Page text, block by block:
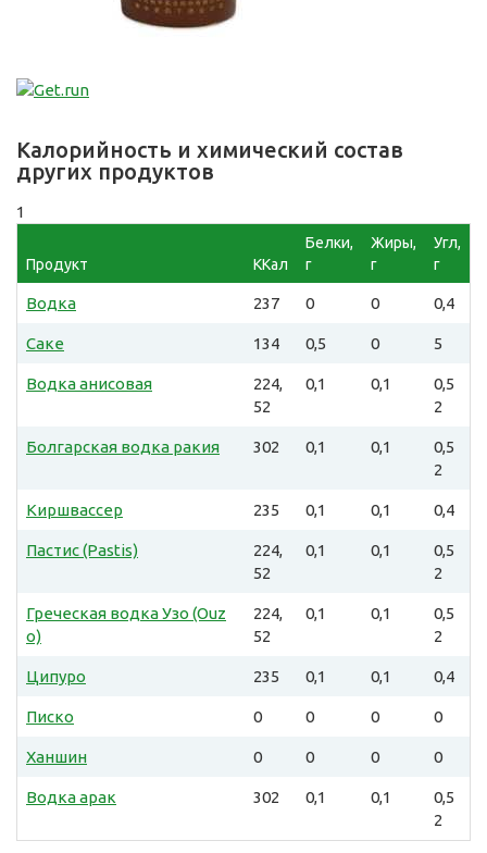
Калорийность и химический состав
других продуктов
1
Продукт ККал
Белки,
г
Жиры,
г
Угл,
г
Водка 237 0 0 0,4
Саке 134 0,5 0 5
Водка анисовая
224,
52
0,1 0,1
0,5
2
Болгарская водка ракия 302 0,1 0,1
0,5
2
Киршвассер 235 0,1 0,1 0,4
Пастис (Pastis)
224,
52
0,1 0,1
0,5
2
Греческая водка Узо (Ouz
o)
224,
52
0,1 0,1
0,5
2
Ципуро 235 0,1 0,1 0,4
Писко 0 0 0 0
Ханшин 0 0 0 0
Водка арак 302 0,1 0,1
0,5
2